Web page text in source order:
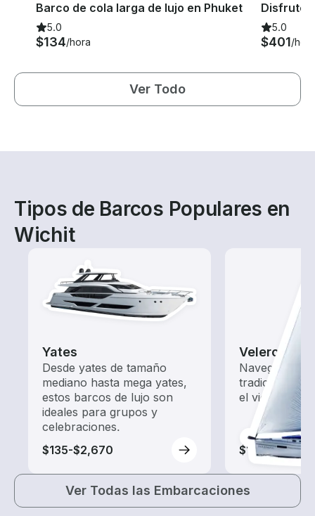
Barco de cola larga de lujo en Phuket
5.0
$134/hora
5.0
$401/hora
Ver Todo
Tipos de Barcos Populares en
Wichit
Yates
Desde yates de tamaño
mediano hasta mega yates,
estos barcos de lujo son
ideales para grupos y
celebraciones.
$135-$2,670
Veleros
Navega con
tradicionales
el viento.
$145-$1,175
Ver Todas las Embarcaciones